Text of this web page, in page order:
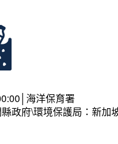
海洋保育署
政府\環境保護局：新加